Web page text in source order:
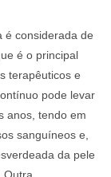
é considerada de
é o principal
terapêuticos e
pode levar
anos, tendo em
sanguíneos e,
da pele